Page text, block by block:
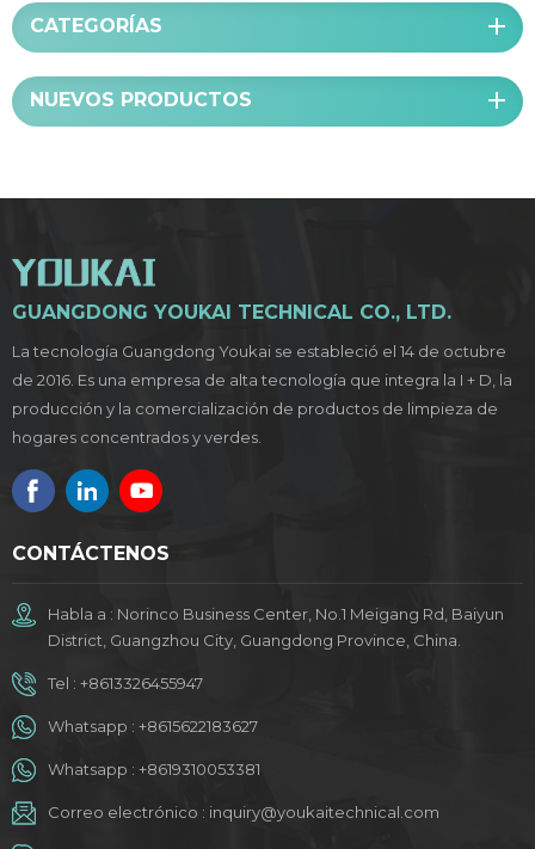
CATEGORÍAS
NUEVOS PRODUCTOS
GUANGDONG YOUKAI TECHNICAL CO., LTD.
La tecnología Guangdong Youkai se estableció el 14 de octubre
de 2016. Es una empresa de alta tecnología que integra la I + D, la
producción y la comercialización de productos de limpieza de
hogares concentrados y verdes.
CONTÁCTENOS
Habla a : Norinco Business Center, No.1 Meigang Rd, Baiyun
District, Guangzhou City, Guangdong Province, China.
Tel : +8613326455947
Whatsapp : +8615622183627
Whatsapp : +8619310053381
Correo electrónico : inquiry@youkaitechnical.com